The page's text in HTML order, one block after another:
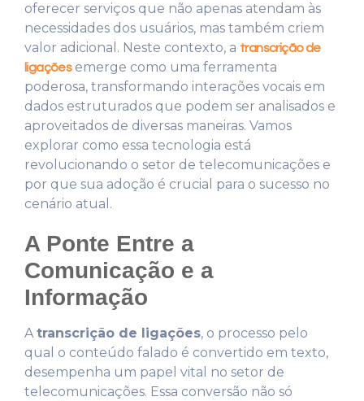
oferecer serviços que não apenas atendam às
necessidades dos usuários, mas também criem
valor adicional. Neste contexto, a transcrição de
ligaçõesemerge como uma ferramenta
poderosa, transformando interações vocais em
dados estruturados que podem ser analisados e
aproveitados de diversas maneiras. Vamos
explorar como essa tecnologia está
revolucionando o setor de telecomunicações e
por que sua adoção é crucial para o sucesso no
cenário atual.
A Ponte Entre a
Comunicação e a
Informação
Atranscrição de ligações, o processo pelo
qual o conteúdo falado é convertido em texto,
desempenha um papel vital no setor de
telecomunicações. Essa conversão não só